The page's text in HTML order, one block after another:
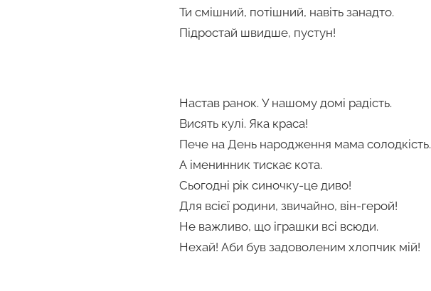
Ти смішний, потішний, навіть занадто.
Підростай швидше, пустун!
Настав ранок. У нашому домі радість.
Висять кулі. Яка краса!
Пече на День народження мама солодкість.
А іменинник тискає кота.
Сьогодні рік синочку-це диво!
Для всієї родини, звичайно, він-герой!
Не важливо, що іграшки всі всюди.
Нехай! Аби був задоволеним хлопчик мій!